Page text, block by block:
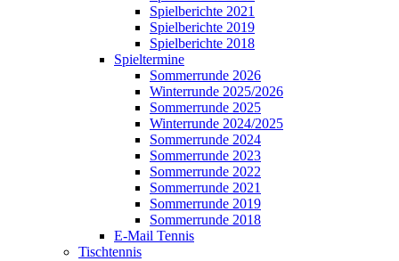
Spielberichte 2021
Spielberichte 2019
Spielberichte 2018
Spieltermine
Sommerrunde 2026
Winterrunde 2025/2026
Sommerrunde 2025
Winterrunde 2024/2025
Sommerrunde 2024
Sommerrunde 2023
Sommerrunde 2022
Sommerrunde 2021
Sommerrunde 2019
Sommerrunde 2018
E-Mail Tennis
Tischtennis